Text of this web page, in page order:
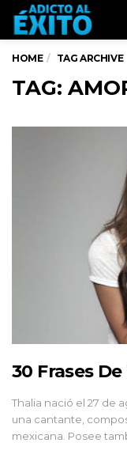
HOME TAG ARCHIVE
TAG:
30 Frases
Thalia nació el 27 de
una cantante,
mexicana. Posee